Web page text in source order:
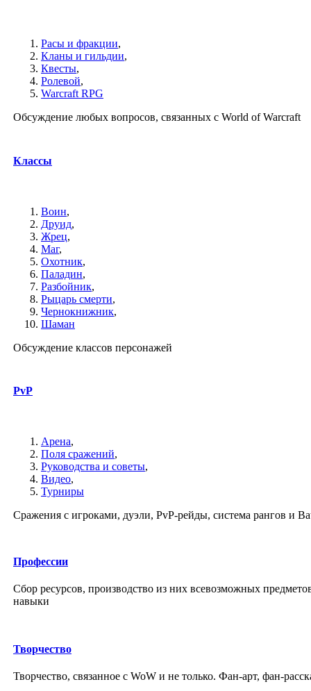
Расы и фракции,
Кланы и гильдии,
Квесты,
Ролевой,
Warcraft RPG
Обсуждение любых вопросов, связанных с World of Warcraft
Классы
Воин,
Друид,
Жрец,
Маг,
Охотник,
Паладин,
Разбойник,
Рыцарь смерти,
Чернокнижник,
Шаман
Обсуждение классов персонажей
PvP
Арена,
Поля сражений,
Руководства и советы,
Видео,
Турниры
Сражения с игроками, дуэли, PvP-рейды, система рангов и
Профессии
Сбор ресурсов, производство из них всевозможных
навыки
Творчество
Творчество, связанное с WoW и не только. Фан-арт, фан-